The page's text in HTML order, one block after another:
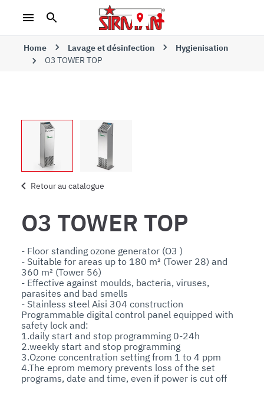
Home Lavage et désinfection
Hygienisation
O3 TOWER TOP
Retour au catalogue
O3 TOWER TOP
- Floor standing ozone generator (O3 )
- Suitable for areas up to 180 m² (Tower 28) and
360 m² (Tower 56)
- Effective against moulds, bacteria, viruses,
parasites and bad smells
- Stainless steel Aisi 304 construction
Programmable digital control panel equipped with
safety lock and:
1.daily start and stop programming 0-24h
2.weekly start and stop programming
3.Ozone concentration setting from 1 to 4 ppm
4.The eprom memory prevents loss of the set
programs, date and time, even if power is cut off